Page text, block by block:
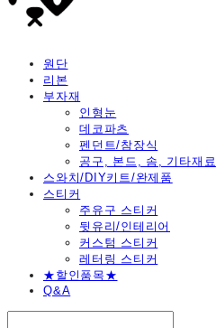
원단
리본
부자재
인형눈
데코파츠
펜던트/참장식
공구, 본드, 솜, 기타재료
스와치/DIY키트/완제품
스티커
주유구 스티커
뒷유리/인테리어
커스텀 스티커
레터링 스티커
★할인품목★
Q&A